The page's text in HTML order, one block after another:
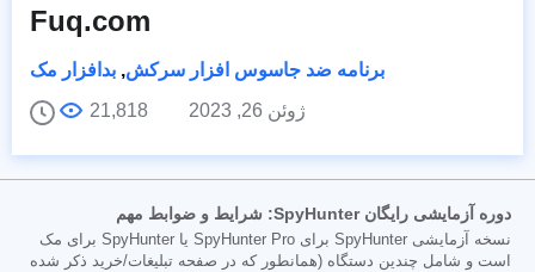
Fuq.com
برنامه ضد جاسوس افزار سرکش, بدافزار مک
ژوئن 26, 2023
21,818
دوره آزمایشی رایگان SpyHunter: شرایط و ضوابط مهم
نسخه آزمایشی SpyHunter برای SpyHunter Pro یا SpyHunter برای مک
است و شامل چندین دستگاه (همانطور که در صفحه تبلیغات/خرید ذکر شده